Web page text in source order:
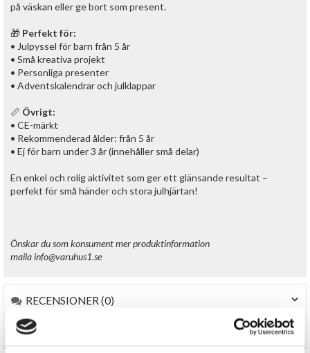
på väskan eller ge bort som present.
🎁 Perfekt för:
• Julpyssel för barn från 5 år
• Små kreativa projekt
• Personliga presenter
• Adventskalendrar och julklappar
📏 Övrigt:
• CE-märkt
• Rekommenderad ålder: från 5 år
• Ej för barn under 3 år (innehåller små delar)
En enkel och rolig aktivitet som ger ett glänsande resultat –
perfekt för små händer och stora julhjärtan!
Önskar du som konsument mer produktinformation
mailainfo@varuhus1.se
RECENSIONER (0)
TIPSA